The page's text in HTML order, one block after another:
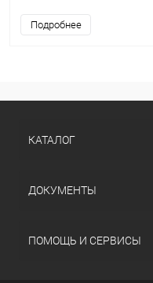
Подробнее
КАТАЛОГ
ДОКУМЕНТЫ
ПОМОЩЬ И СЕРВИСЫ